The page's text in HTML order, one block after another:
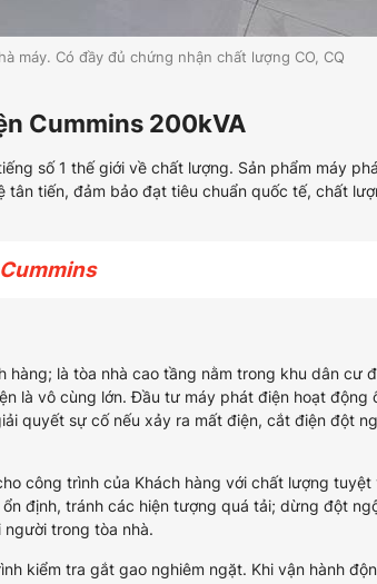
máy. Có đầy đủ chứng nhận chất lượng CO, CQ
Cummins 200kVA
số 1 thế giới về chất lượng. Sản phẩm máy
tân tiến, đảm bảo đạt tiêu chuẩn quốc tế, chất
là tòa nhà cao tầng nằm trong khu dân cư
là vô cùng lớn. Đầu tư máy phát điện hoạt động
quyết sự cố nếu xảy ra mất điện, cắt điện đột
công trình của Khách hàng với chất lượng tuyệt
định, tránh các hiện tượng quá tải; dừng đột
trong tòa nhà.
kiểm tra gắt gao nghiêm ngặt. Khi vận hành